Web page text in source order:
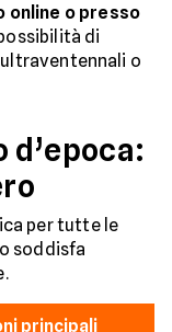
online o presso
di
o
d’epoca:
per tutte le
soddisfa
principali